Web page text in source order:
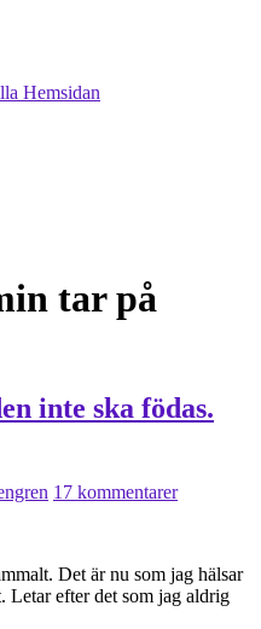
Hemsidan
tar på
inte ska födas.
17 kommentarer
Det är nu som jag hälsar
Letar efter det som jag aldrig